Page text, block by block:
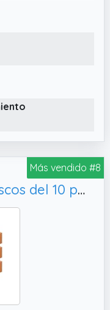
de yoga
ancho y 7,6 cm
limpiar el
durante
usar un paño
y luego
Más vendido #8
Pack de 6 Ladrillos Toscos del 10 para Construcción – Ladrillos de Arcilla Cocida – Alta Resistencia y Calidad